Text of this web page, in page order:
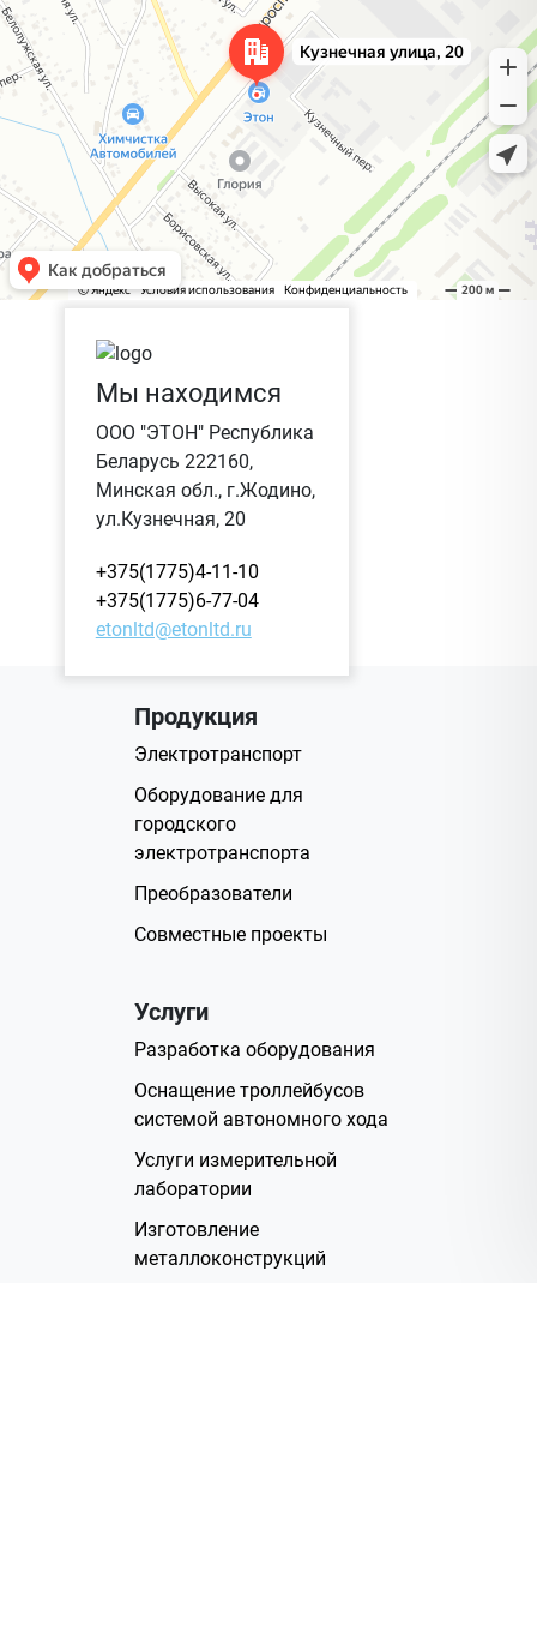
Мы находимся
ООО "ЭТОН" Республика
Беларусь 222160,
Минская обл., г.Жодино,
ул.Кузнечная, 20
+375(1775)4-11-10
+375(1775)6-77-04
etonltd@etonltd.ru
Продукция
Электротранспорт
Оборудование для
городского
электротранспорта
Преобразователи
Совместные проекты
Услуги
Разработка оборудования
Оснащение троллейбусов
системой автономного хода
Услуги измерительной
лаборатории
Изготовление
металлоконструкций